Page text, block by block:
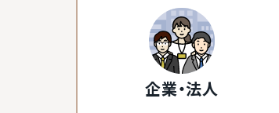
企業・法人